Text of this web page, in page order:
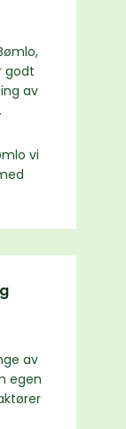
godt
av
vi
av
egen